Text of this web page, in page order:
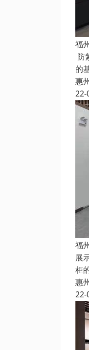
福
防
的
惠
22-
福
展
柜
惠
22-